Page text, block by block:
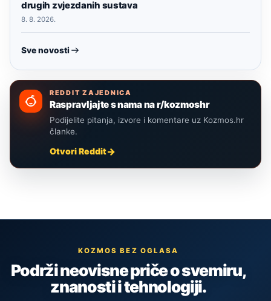
drugih zvjezdanih sustava
8. 8. 2026.
Sve novosti
REDDIT ZAJEDNICA
Raspravljajte s nama na r/kozmoshr
Podijelite pitanja, izvore i komentare uz Kozmos.hr
članke.
Otvori Reddit
KOZMOS BEZ OGLASA
Podrži neovisne priče o svemiru,
znanosti i tehnologiji.